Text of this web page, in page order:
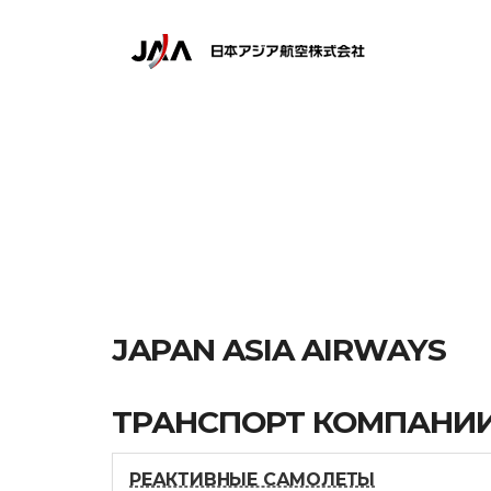
JAPAN ASIA AIRWAYS
ТРАНСПОРТ
РЕАКТИВНЫЕ САМОЛЕТЫ